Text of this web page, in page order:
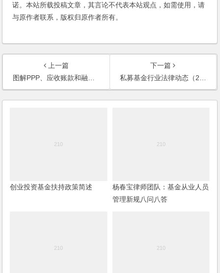
诺。本站所载投稿文章，其言论不代表本站观点，如需使用，请
与原作者联系，版权归原作者所有。
上一篇
图解PPP、应收账款和融资租赁债权ABS业务尽职调查细则
下一篇
私募基金行业法律动态（2019年8月/总第19期）
创业投资基金扶持政策简述
杨春宝律师团队：基金从业人员
管理新规八问八答